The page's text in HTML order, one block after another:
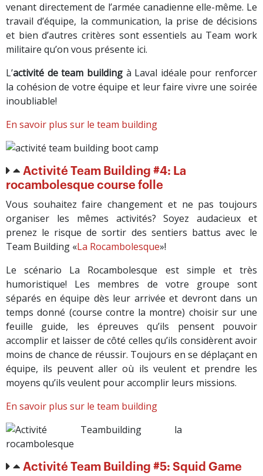
venant directement de l’armée canadienne elle-même. Le
travail d’équipe, la communication, la prise de décisions
et bien d’autres critères sont essentiels au Team work
militaire qu’on vous présente ici.
L’activité de team buildingà Laval idéale pour renforcer
la cohésion de votre équipe et leur faire vivre une soirée
inoubliable!
En savoir plus sur le team building
Activité Team Building #4: La
rocambolesque course folle
Vous souhaitez faire changement et ne pas toujours
organiser les mêmes activités? Soyez audacieux et
prenez le risque de sortir des sentiers battus avec le
Team Building «La Rocambolesque»!
Le scénario La Rocambolesque est simple et très
humoristique! Les membres de votre groupe sont
séparés en équipe dès leur arrivée et devront dans un
temps donné (course contre la montre) choisir sur une
feuille guide, les épreuves qu’ils pensent pouvoir
accomplir et laisser de côté celles qu’ils considèrent avoir
moins de chance de réussir. Toujours en se déplaçant en
équipe, ils peuvent aller où ils veulent et prendre les
moyens qu’ils veulent pour accomplir leurs missions.
En savoir plus sur le team building
Activité Team Building #5: Squid Game